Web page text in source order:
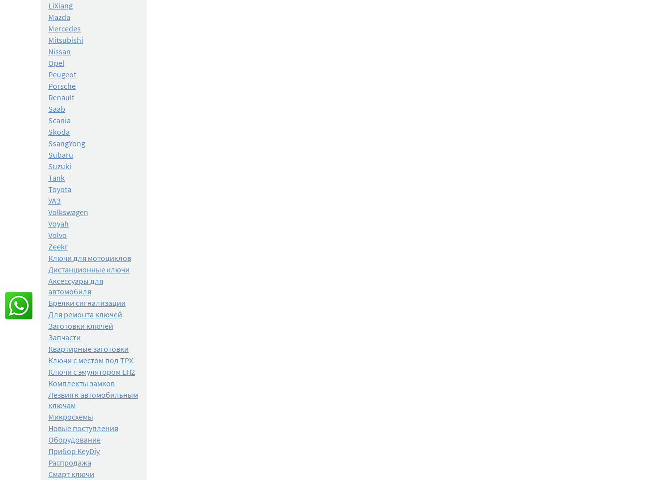
LiXiang
Mazda
Mercedes
Mitsubishi
Nissan
Opel
Peugeot
Porsche
Renault
Saab
Scania
Skoda
SsangYong
Subaru
Suzuki
Tank
Toyota
УАЗ
Volkswagen
Voyah
Volvo
Zeekr
Ключи для мотоциклов
Дистанционные ключи
Аксессуары для
автомобиля
Брелки сигнализации
Для ремонта ключей
Заготовки ключей
Запчасти
Квартирные заготовки
Ключи с местом под TPX
Ключи с эмулятором EH2
Комплекты замков
Лезвия к автомобильным
ключам
Микросхемы
Новые поступления
Оборудование
Прибор KeyDiy
Распродажа
Смарт ключи